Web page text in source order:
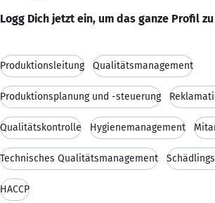
Logg Dich jetzt ein, um das ganze Profil
Produktionsleitung Qualitätsmanagement
Produktionsplanung und -steuerung
Qualitätskontrolle Hygienemanagement
Technisches Qualitätsmanagement
HACCP